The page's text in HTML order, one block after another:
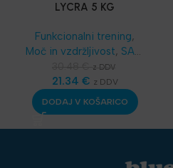
LYCRA 5 KG
Funkcionalni trening,
Moč in vzdržljivost, SAQ
Dodatna
oprema, Najnovejša
oprema
z DDV
21.34 € z DDV
DODAJ V KOŠARICO